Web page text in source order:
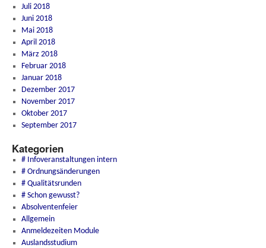
Juli 2018
Juni 2018
Mai 2018
April 2018
März 2018
Februar 2018
Januar 2018
Dezember 2017
November 2017
Oktober 2017
September 2017
Kategorien
# Infoveranstaltungen intern
# Ordnungsänderungen
# Qualitätsrunden
# Schon gewusst?
Absolventenfeier
Allgemein
Anmeldezeiten Module
Auslandsstudium